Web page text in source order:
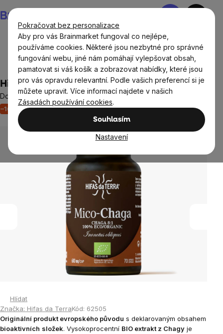
Pokračovat bez personalizace
Aby pro vás Brainmarket fungoval co nejlépe,
používáme cookies. Některé jsou nezbytné pro správné
fungování webu, jiné nám pomáhají vylepšovat obsah,
pamatovat si váš košík a zobrazovat nabídky, které jsou
pro vás opravdu relevantní. Podle vašich preferencí si je
můžete upravit. Více informací najdete v našich
Zásadách používání cookies.
Souhlasím
Nastavení
na
obsah
Nákupní
Doplňky stravy a výživa Houby Čaga (chaga)
Hifas da Terra Mico-Chaga, BIO, 70 kapslí
Doplněk stravy
–16 % AkceVýprodejImunita
hodnocení
produktu
0,0
z
5
hvězdiček.
Neohodnoceno
Hlídat
Značka: Hifas da TerraKód: 62505
Originální produkt evropského původu s deklarovaným obsahem
bioaktivních složek. Vysokoprocentní BIO extrakt z Chagy je